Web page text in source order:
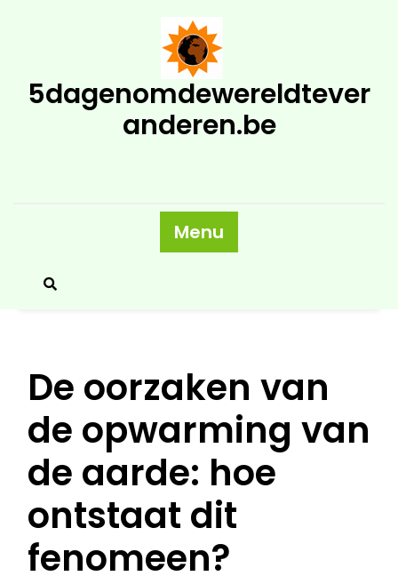
5dagenomdewereldtever
anderen.be
Menu
De oorzaken van
de opwarming van
de aarde: hoe
ontstaat dit
fenomeen?